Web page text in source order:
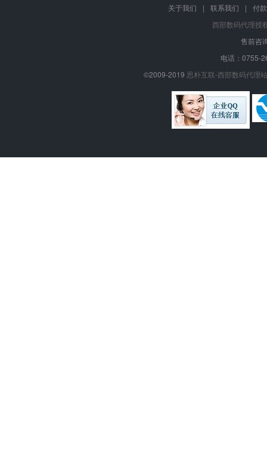
关于我们 | 联系我们 |
付
西部数码代理授
售前咨
电话：0755-
©2009-2019 思朴互联-西部数码代理站